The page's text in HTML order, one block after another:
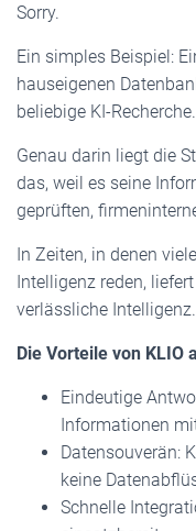
Sorry.
Ein simples Beispiel:
hauseigenen
beliebige KI-Recherche.
Genau darin liegt die
das, weil es seine
geprüften,
In Zeiten, in denen
Intelligenz reden,
verlässliche Intelligenz.
Die Vorteile von KLIO
Eindeutige
Informationen
Datensouverän:
keine
Schnelle